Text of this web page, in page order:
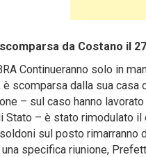
da Costano il
Continueranno solo in
scomparsa dalla sua casa
– sul caso hanno
Stato – è stato rimodulato
sul posto rimarranno
specifica riunione,